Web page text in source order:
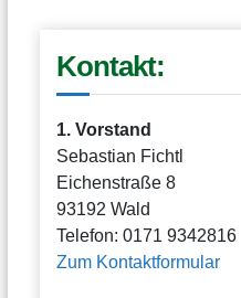
Kontakt:
1. Vorstand
Sebastian Fichtl
Eichenstraße 8
93192 Wald
Telefon: 0171 9342816
Zum Kontaktformular